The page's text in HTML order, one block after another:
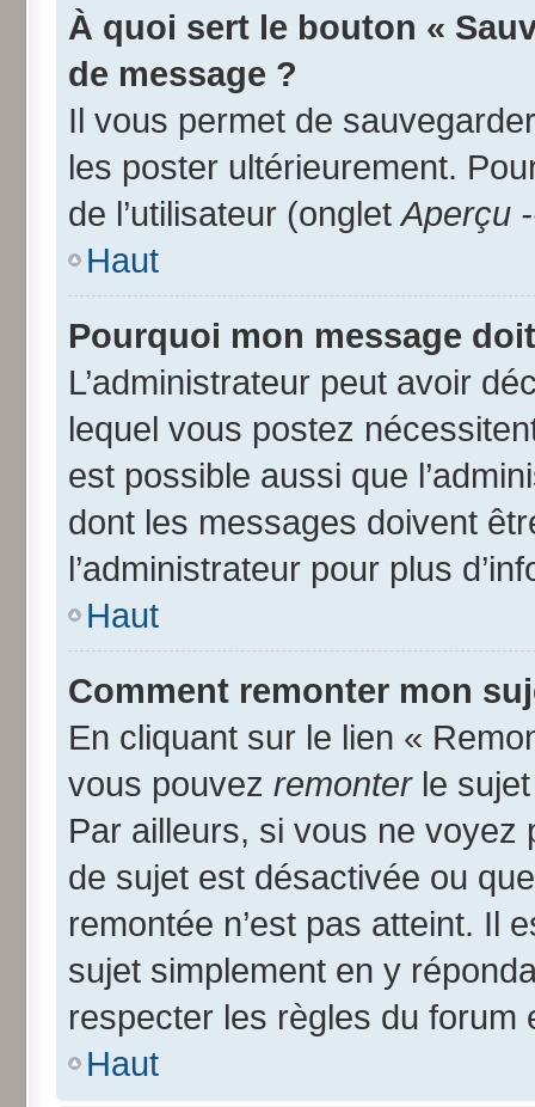
À quoi sert le bouton «
de message ?
Il vous permet de
les poster ultérieurement.
de l’utilisateur (onglet Aperçu
Haut
Pourquoi mon message
L’administrateur peut avoir
lequel vous postez
est possible aussi que
dont les messages doivent
l’administrateur pour plus
Haut
Comment remonter mon
En cliquant sur le lien «
vous pouvez remonterle sujet
Par ailleurs, si vous ne voyez
de sujet est désactivée ou
remontée n’est pas atteint. Il
sujet simplement en y
respecter les règles du forum
Haut